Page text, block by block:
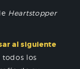
Heartstopper
al siguiente
todos los